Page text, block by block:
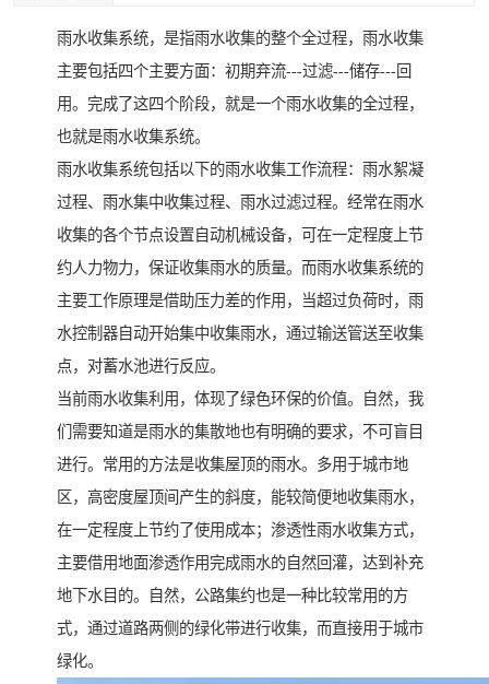
雨水收集系统，是指雨水收集的整个全过程，雨水收集
主要包括四个主要方面：初期弃流---过滤---储存---回
用。完成了这四个阶段，就是一个雨水收集的全过程，
也就是雨水收集系统。
雨水收集系统包括以下的雨水收集工作流程：雨水絮凝
过程、雨水集中收集过程、雨水过滤过程。经常在雨水
收集的各个节点设置自动机械设备，可在一定程度上节
约人力物力，保证收集雨水的质量。而雨水收集系统的
主要工作原理是借助压力差的作用，当超过负荷时，雨
水控制器自动开始集中收集雨水，通过输送管送至收集
点，对蓄水池进行反应。
当前雨水收集利用，体现了绿色环保的价值。自然，我
们需要知道是雨水的集散地也有明确的要求，不可盲目
进行。常用的方法是收集屋顶的雨水。多用于城市地
区，高密度屋顶间产生的斜度，能较简便地收集雨水，
在一定程度上节约了使用成本；渗透性雨水收集方式，
主要借用地面渗透作用完成雨水的自然回灌，达到补充
地下水目的。自然，公路集约也是一种比较常用的方
式，通过道路两侧的绿化带进行收集，而直接用于城市
绿化。